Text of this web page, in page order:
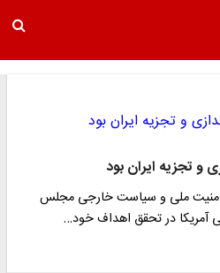
و تجزیه ایران بود
امنیت ملی و سیاست خارجی مجلس
آمریکا در تحقق اهداف خود…